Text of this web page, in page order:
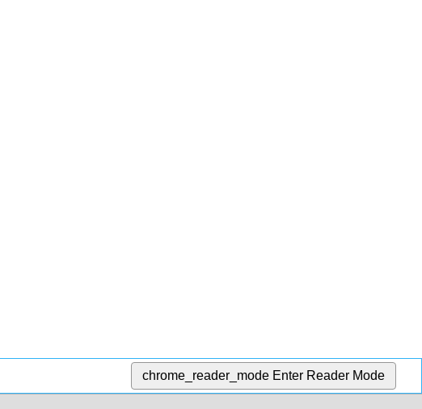
chrome_reader_mode Enter Reader Mode